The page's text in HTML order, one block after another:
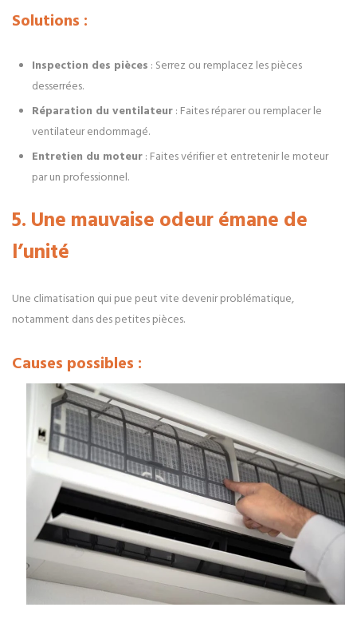
Solutions :
Inspection des pièces : Serrez ou remplacez les pièces
desserrées.
Réparation du ventilateur : Faites réparer ou remplacer le
ventilateur endommagé.
Entretien du moteur : Faites vérifier et entretenir le moteur
par un professionnel.
5. Une mauvaise odeur émane de
l’unité
Une climatisation qui pue peut vite devenir problématique,
notamment dans des petites pièces.
Causes possibles :